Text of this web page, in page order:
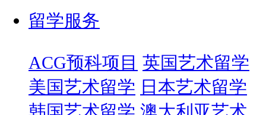
留学服务
ACG预科项目 英国艺术留学
美国艺术留学 日本艺术留学
韩国艺术留学 澳大利亚艺术